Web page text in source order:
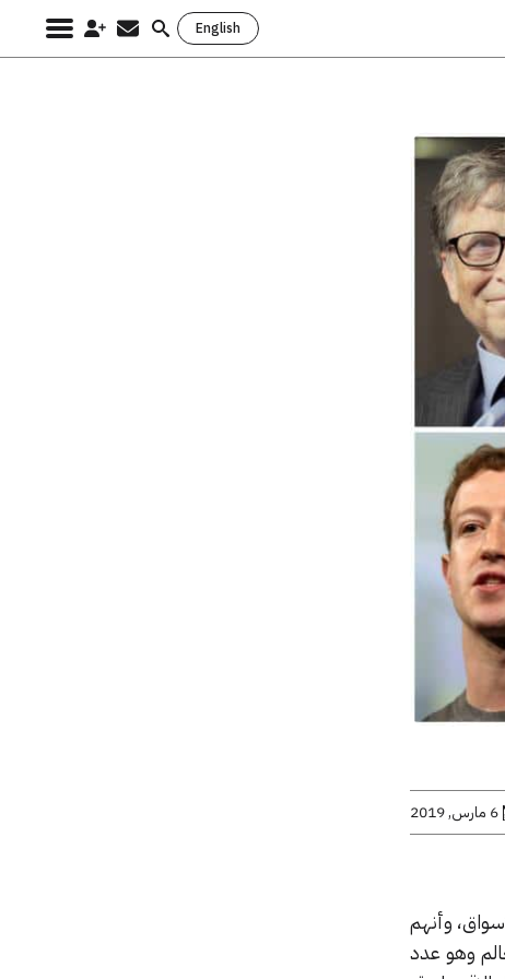
English
Search
6 مارس, 2019
وأنهم
هناك 2115 ملياردير حول العالم وهو عدد